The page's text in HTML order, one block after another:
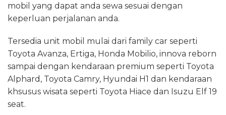
mobil yang dapat anda sewa sesuai dengan
keperluan perjalanan anda.
Tersedia unit mobil mulai dari family car seperti
Toyota Avanza, Ertiga, Honda Mobilio, innova reborn
sampai dengan kendaraan premium seperti Toyota
Alphard, Toyota Camry, Hyundai H1 dan kendaraan
khsusus wisata seperti Toyota Hiace dan Isuzu Elf 19
seat.